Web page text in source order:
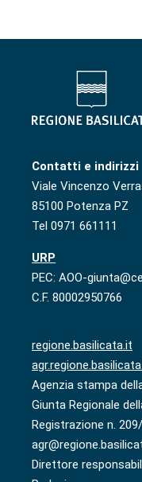
Contatti e indirizzi
Viale Vincenzo
85100 Potenza PZ
Tel 0971 661111
URP
PEC: AOO-
C.F. 80002950766
regione.basilicata.it
Agenzia stampa
Giunta Regionale
Registrazione n.
Direttore